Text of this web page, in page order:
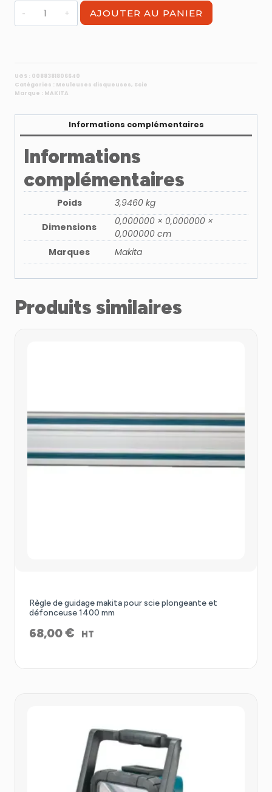
quantité
de
Li-
Ion
DJR186Z
machine
AJOUTER AU PANIER
UGS : 0088381806640
Catégories : Meuleuses disqueuses, Scie
Marque : MAKITA
Informations complémentaires
Informations
complémentaires
Poids
3,9460 kg
Dimensions
0,000000 × 0,000000 ×
0,000000 cm
Marques
Makita
Produits similaires
Règle de guidage makita pour scie plongeante et
défonceuse 1400 mm
68,00€ HT